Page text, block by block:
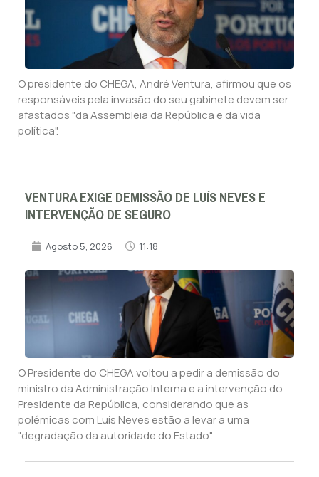
O presidente do CHEGA, André Ventura, afirmou que os
responsáveis pela invasão do seu gabinete devem ser
afastados "da Assembleia da República e da vida
política".
VENTURA EXIGE DEMISSÃO DE LUÍS NEVES E
INTERVENÇÃO DE SEGURO
Agosto 5, 2026 11:18
O Presidente do CHEGA voltou a pedir a demissão do
ministro da Administração Interna e a intervenção do
Presidente da República, considerando que as
polémicas com Luís Neves estão a levar a uma
"degradação da autoridade do Estado".